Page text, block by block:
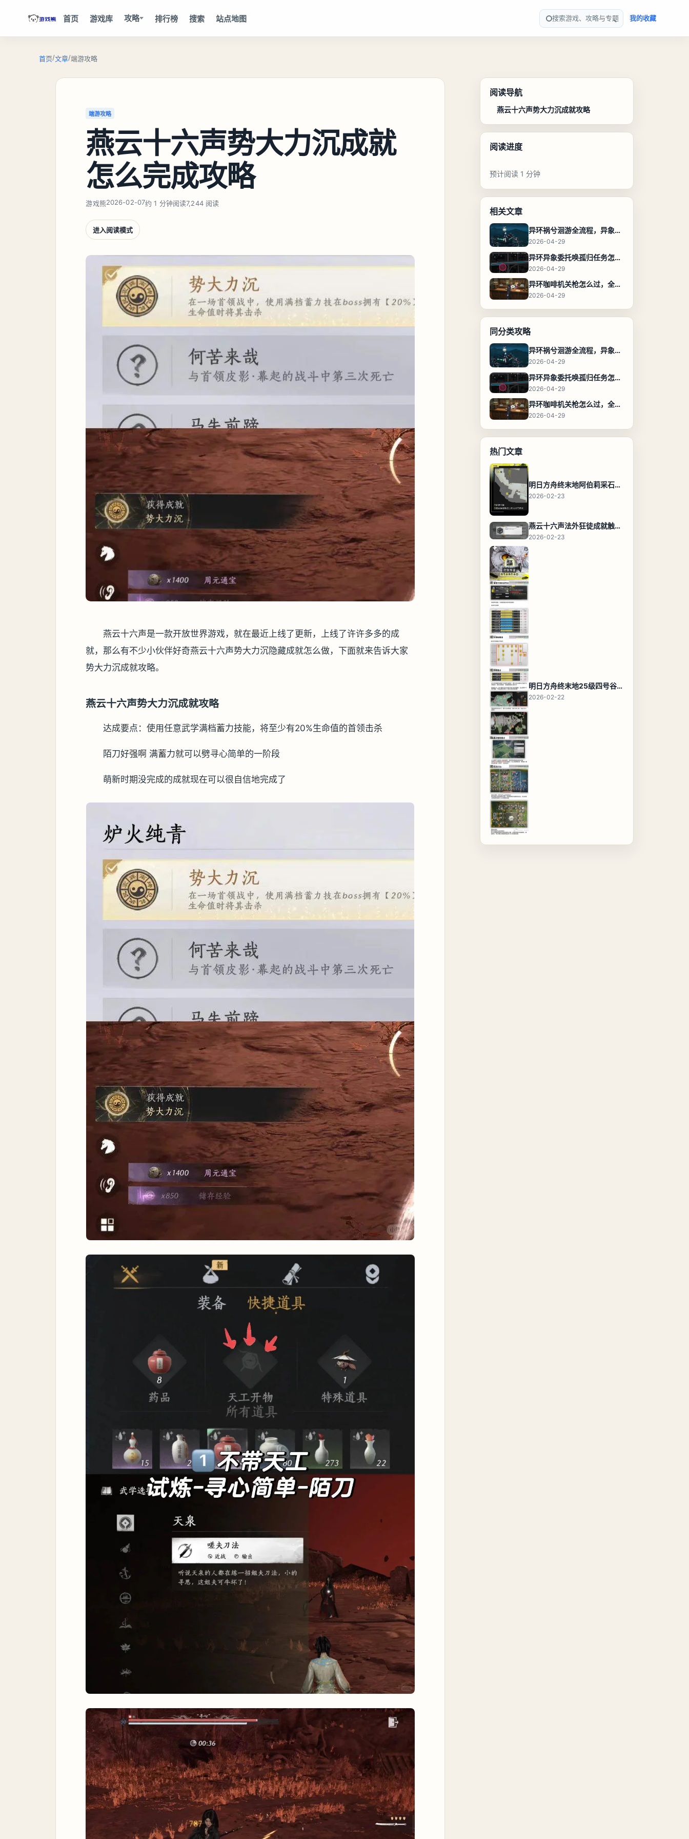
首页 游戏库 攻略 排行榜 搜索 站点地图 搜索游戏、攻略与专题 我的收藏
首页/文章/端游攻略
端游攻略
燕云十六声势大力沉成就
怎么完成攻略
游戏熊2026-02-07约 1 分钟阅读7,244 阅读
进入阅读模式
燕云十六声是一款开放世界游戏，就在最近上线了更新，上线了许许多多的成
就，那么有不少小伙伴好奇燕云十六声势大力沉隐藏成就怎么做，下面就来告诉大家
势大力沉成就攻略。
燕云十六声势大力沉成就攻略
达成要点：使用任意武学满档蓄力技能，将至少有20%生命值的首领击杀
陌刀好强啊 满蓄力就可以劈寻心简单的一阶段
萌新时期没完成的成就现在可以很自信地完成了
阅读导航
燕云十六声势大力沉成就攻略
阅读进度
预计阅读 1 分钟
相关文章
异环祸兮洄游全流程，异象委托任务通关攻略
2026-04-29
异环异象委托唤孤归任务怎么完成，流程步骤与位置攻略
2026-04-29
异环咖啡机关枪怎么过，全流程通关攻略
2026-04-29
同分类攻略
异环祸兮洄游全流程，异象委托任务通关攻略
2026-04-29
异环异象委托唤孤归任务怎么完成，流程步骤与位置攻略
2026-04-29
异环咖啡机关枪怎么过，全流程通关攻略
2026-04-29
热门文章
明日方舟终末地阿伯莉采石场宝箱全收集攻略，全点位分布图与路线
2026-02-23
燕云十六声法外狂徒成就触发条件与通关攻略
2026-02-23
明日方舟终末地25级四号谷地基地蓝图，高效布局规划
2026-02-22